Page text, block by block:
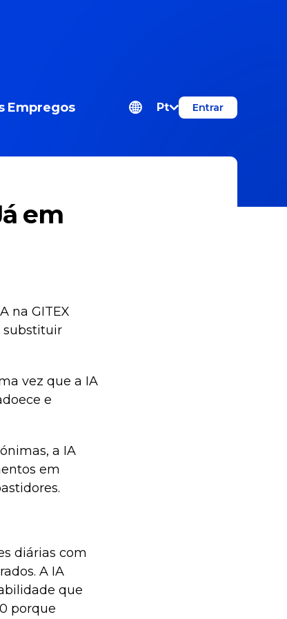
Empregos Pt Entrar
em
na GITEX
substituir
vez que a IA
e
a IA
em
diárias com
A IA
que
porque